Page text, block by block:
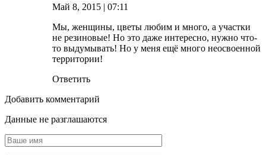
Май 8, 2015 | 07:11
Мы, женщины, цветы любим и много, а участки
не резиновые! Но это даже интересно, нужно что-
то выдумывать! Но у меня ещё много неосвоенной
территории!
Ответить
Добавить комментарий
Данные не разглашаются